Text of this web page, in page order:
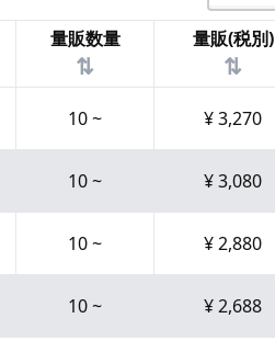
量販数量
⇅
量販(税別)
⇅
10~ ¥3,270
10~ ¥3,080
10~ ¥2,880
10~ ¥2,688